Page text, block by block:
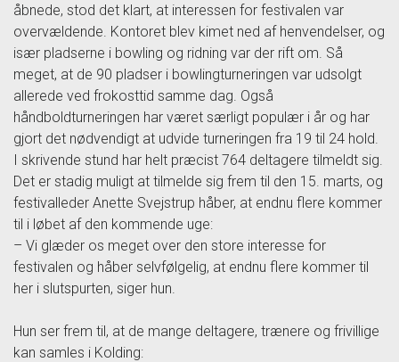
åbnede, stod det klart, at interessen for festivalen var
overvældende. Kontoret blev kimet ned af henvendelser, og
især pladserne i bowling og ridning var der rift om. Så
meget, at de 90 pladser i bowlingturneringen var udsolgt
allerede ved frokosttid samme dag. Også
håndboldturneringen har været særligt populær i år og har
gjort det nødvendigt at udvide turneringen fra 19 til 24 hold.
I skrivende stund har helt præcist 764 deltagere tilmeldt sig.
Det er stadig muligt at tilmelde sig frem til den 15. marts, og
festivalleder Anette Svejstrup håber, at endnu flere kommer
til i løbet af den kommende uge:
– Vi glæder os meget over den store interesse for
festivalen og håber selvfølgelig, at endnu flere kommer til
her i slutspurten, siger hun.
Hun ser frem til, at de mange deltagere, trænere og frivillige
kan samles i Kolding: